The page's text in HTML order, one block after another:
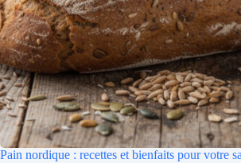
Pain nordique : recettes et bienfaits pour votre